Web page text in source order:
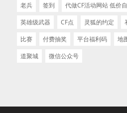
老兵
签到 代做CF活动网站 低价
英雄级武器
CF点 灵狐的约定
比赛
付费抽奖 平台福利码 地
道聚城
微信公众号